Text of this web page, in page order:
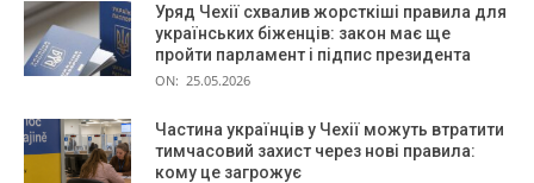
Уряд Чехії схвалив жорсткіші правила для
українських біженців: закон має ще
пройти парламент і підпис президента
ON: 25.05.2026
Частина українців у Чехії можуть втратити
тимчасовий захист через нові правила:
кому це загрожує